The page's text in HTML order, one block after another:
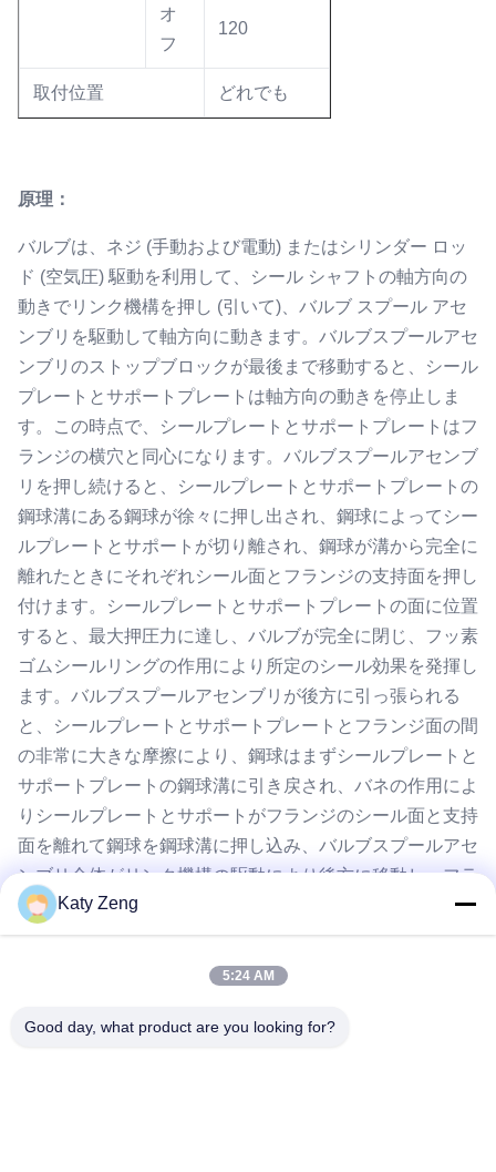
オ
フ
120
取付位置 どれでも
原理：
バルブは、ネジ (手動および電動) またはシリンダー ロッ
ド (空​​気圧) 駆動を利用して、シール シャフトの軸方向の
動きでリンク機構を押し (引いて)、バルブ スプール アセ
ンブリを駆動して軸方向に動きます。バルブスプールアセ
ンブリのストップブロックが最後まで移動すると、シール
プレートとサポートプレートは軸方向の動きを停止しま
す。この時点で、シールプレートとサポートプレートはフ
ランジの横穴と同心になります。バルブスプールアセンブ
リを押し続けると、シールプレートとサポートプレートの
鋼球溝にある鋼球が徐々に押し出され、鋼球によってシー
ルプレートとサポートが切り離され、鋼球が溝から完全に
離れたときにそれぞれシール面とフランジの支持面を押し
付けます。シールプレートとサポートプレートの面に位置
すると、最大押圧力に達し、バルブが完全に閉じ、フッ素
ゴムシールリングの作用により所定のシール効果を発揮し
ます。バルブスプールアセンブリが後方に引っ張られる
と、シールプレートとサポートプレートとフランジ面の間
の非常に大きな摩擦により、鋼球はまずシールプレートと
サポートプレートの鋼球溝に引き戻され、バネの作用によ
りシールプレートとサポートがフランジのシール面と支持
面を離れて鋼球を鋼球溝に押し込み、バルブスプールアセ
ンブリ全体がリンク機構の駆動により後方に移動し、フラ
ンジオリフィスから離れ、バルブが完全に開きます。
Katy Zeng
5:24 AM
Good day, what product are you looking for?